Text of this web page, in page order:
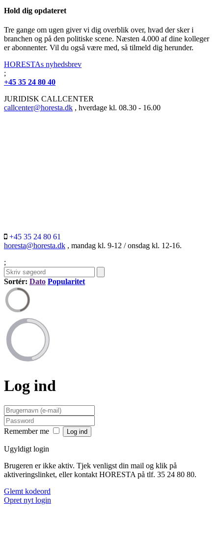
Hold dig opdateret
Tre gange om ugen giver vi dig overblik over, hvad der sker i
branchen og på den politiske scene. Næsten 4.000 af dine kolleger
er abonnenter. Vil du også være med, så tilmeld dig herunder.
HORESTAs nyhedsbrev
;
+45 35 24 80 40
JURIDISK CALLCENTER
callcenter@horesta.dk , hverdage kl. 08.30 - 16.00
+45 35 24 80 61
horesta@horesta.dk , mandag kl. 9-12 / onsdag kl. 12-16.
;
Sortér: Dato Popularitet
Log ind
Remember me
Ugyldigt login
Brugeren er ikke aktiv. Tjek venligst din mail og klik på
aktiveringslinket, eller kontakt HORESTA på tlf. 35 24 80 80.
Glemt kodeord
Opret nyt login